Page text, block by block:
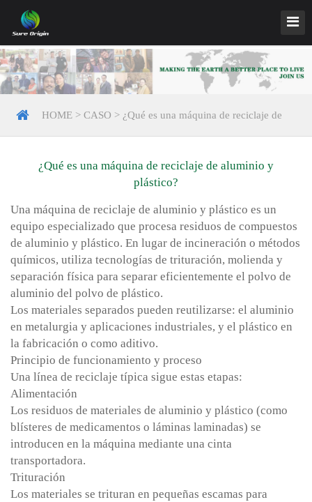
HOME > CASO > ¿Qué es una máquina de reciclaje de
¿Qué es una máquina de reciclaje de aluminio y
plástico?
Una máquina de reciclaje de aluminio y plástico es un
equipo especializado que procesa residuos de compuestos
de aluminio y plástico. En lugar de incineración o métodos
químicos, utiliza tecnologías de trituración, molienda y
separación física para separar eficientemente el polvo de
aluminio del polvo de plástico.
Los materiales separados pueden reutilizarse: el aluminio
en metalurgia y aplicaciones industriales, y el plástico en
la fabricación o como aditivo.
Principio de funcionamiento y proceso
Una línea de reciclaje típica sigue estas etapas:
Alimentación
Los residuos de materiales de aluminio y plástico (como
blísteres de medicamentos o láminas laminadas) se
introducen en la máquina mediante una cinta
transportadora.
Trituración
Los materiales se trituran en pequeñas escamas para